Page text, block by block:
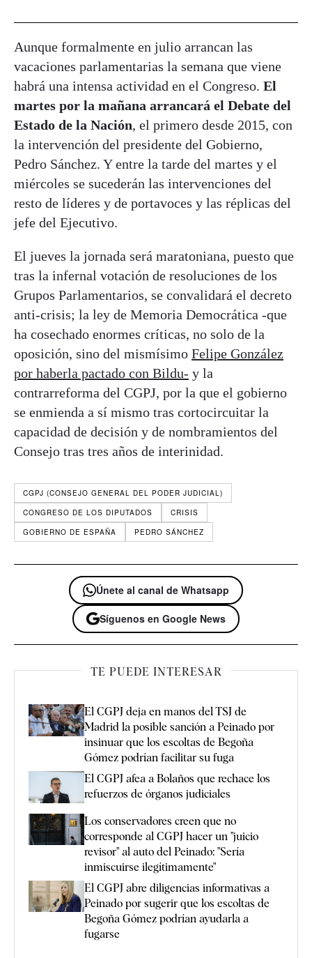
Aunque formalmente en julio arrancan las
vacaciones parlamentarias la semana que viene
habrá una intensa actividad en el Congreso. El
martes por la mañana arrancará el Debate del
Estado de la Nación, el primero desde 2015, con
la intervención del presidente del Gobierno,
Pedro Sánchez. Y entre la tarde del martes y el
miércoles se sucederán las intervenciones del
resto de líderes y de portavoces y las réplicas del
jefe del Ejecutivo.
El jueves la jornada será maratoniana, puesto que
tras la infernal votación de resoluciones de los
Grupos Parlamentarios, se convalidará el decreto
anti-crisis; la ley de Memoria Democrática -que
ha cosechado enormes críticas, no solo de la
oposición, sino del mismísimo Felipe González
por haberla pactado con Bildu- y la
contrarreforma del CGPJ, por la que el gobierno
se enmienda a sí mismo tras cortocircuitar la
capacidad de decisión y de nombramientos del
Consejo tras tres años de interinidad.
CGPJ (CONSEJO GENERAL DEL PODER JUDICIAL)
CONGRESO DE LOS DIPUTADOS
CRISIS
GOBIERNO DE ESPAÑA
PEDRO SÁNCHEZ
Únete al canal de Whatsapp
Síguenos en Google News
TE PUEDE INTERESAR
El CGPJ deja en manos del TSJ de
Madrid la posible sanción a Peinado por
insinuar que los escoltas de Begoña
Gómez podrían facilitar su fuga
El CGPJ afea a Bolaños que rechace los
refuerzos de órganos judiciales
Los conservadores creen que no
corresponde al CGPJ hacer un "juicio
revisor" al auto del Peinado: "Sería
inmiscuirse ilegítimamente"
El CGPJ abre diligencias informativas a
Peinado por sugerir que los escoltas de
Begoña Gómez podrían ayudarla a
fugarse